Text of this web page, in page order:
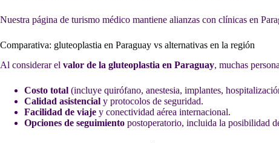
Nuestra página de turismo médico mantiene alianzas con clínicas en
Comparativa: gluteoplastia en Paraguay vs alternativas en la región
Al considerar el valor de la gluteoplastia en Paraguay, muchas
Costo total (incluye quirófano, anestesia, implantes,
Calidad asistencial y protocolos de seguridad.
Facilidad de viaje y conectividad aérea internacional.
Opciones de seguimiento postoperatorio, incluida la posibilidad